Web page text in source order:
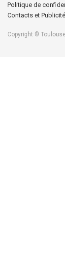
Politique de
Contacts et Publicité
Copyright ©